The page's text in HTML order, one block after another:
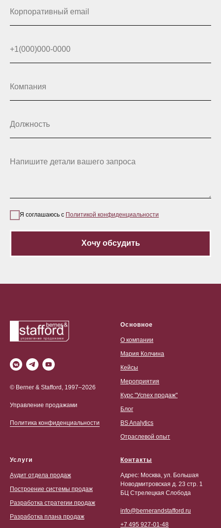
Корпоративный email
+1(000)000-0000
Компания
Должность
Напишите детали вашего запроса
Я соглашаюсь с Политикой конфиденциальности
Хочу обсудить
© Berner & Stafford, 1997–2026
Управление продажами
Политика конфиденциальности
Основное
О компании
Мария Колчина
Кейсы
Мероприятия
Курс "Успех продаж"
Блог
BS Analytics
Отраслевой опыт
Услуги
Аудит отдела продаж
Построение системы продаж
Разработка стратегии продаж
Разработка плана продаж
Контакты
Адрес: Москва, ул. Большая
Новодмитровская д. 23 стр. 1
БЦ Стрелецкая Слобода
info@bernerandstafford.ru
+7 495 927-01-48